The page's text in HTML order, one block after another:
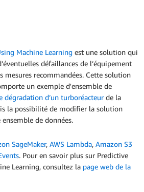
Machine Learning est une solution qui
défaillances de l’équipement
mesures recommandées. Cette solution
un exemple d'ensemble de
dégradation d’un turboréacteurde la
la possibilité de modifier la solution
de données.
SageMaker, AWS Lambda, Amazon S3
. Pour en savoir plus sur Predictive
Learning, consultez la page web de la